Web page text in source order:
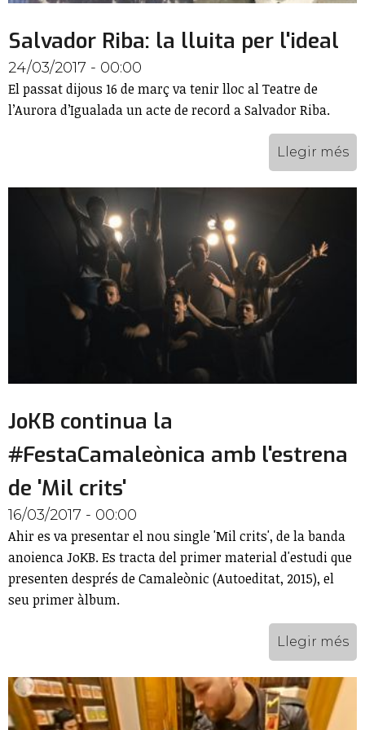
Salvador Riba: la lluita per l'ideal
24/03/2017 - 00:00
El passat dijous 16 de març va tenir lloc al Teatre de
l’Aurora d’Igualada un acte de record a Salvador Riba.
Llegir més
JoKB continua la
#FestaCamaleònica amb l'estrena
de 'Mil crits'
16/03/2017 - 00:00
Ahir es va presentar el nou single 'Mil crits', de la banda
anoienca JoKB. Es tracta del primer material d'estudi que
presenten després de Camaleònic (Autoeditat, 2015), el
seu primer àlbum.
Llegir més